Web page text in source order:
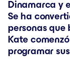
Dinamarca y
Se ha
personas que
Kate
programar